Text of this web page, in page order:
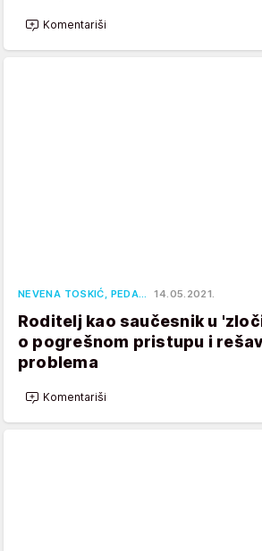
Komentariši
NEVENA TOSKIĆ, PEDA… 14.05.2021.
Roditelj kao saučesnik u
o pogrešnom pristupu i
problema
Komentariši